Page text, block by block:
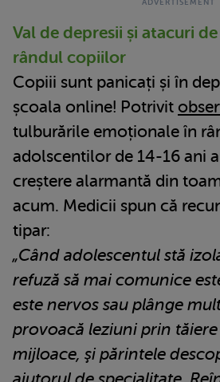
Val de depresii și atacuri
rândul copiilor
Copiii sunt panicați și în
școala online! Potrivit
tulburările emoționale în
adolscentilor de 14-16 ani
creștere alarmantă din
acum. Medicii spun că
tipar:
„Când adolescentul stă
refuză să mai comunice
este nervos sau plânge
provoacă leziuni prin
mijloace, şi părintele